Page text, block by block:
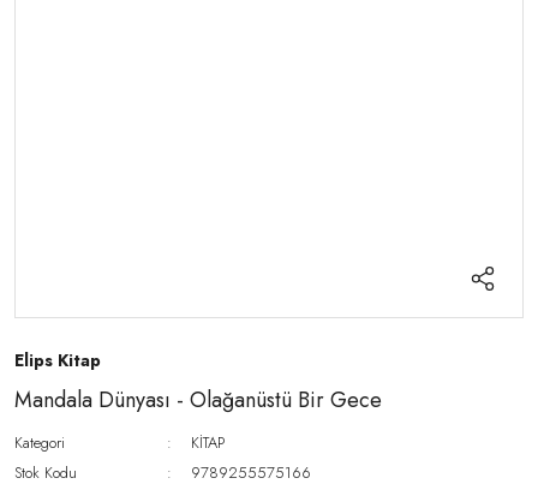
Elips Kitap
Mandala Dünyası - Olağanüstü Bir Gece
Kategori
KİTAP
Stok Kodu
9789255575166